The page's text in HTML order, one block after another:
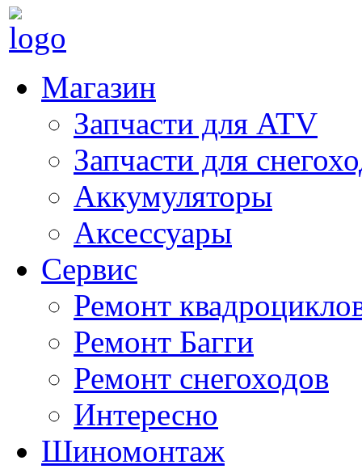
Магазин
Запчасти для ATV
Запчасти для
Аккумуляторы
Аксессуары
Сервис
Ремонт
Ремонт Багги
Ремонт снегоходов
Интересно
Шиномонтаж